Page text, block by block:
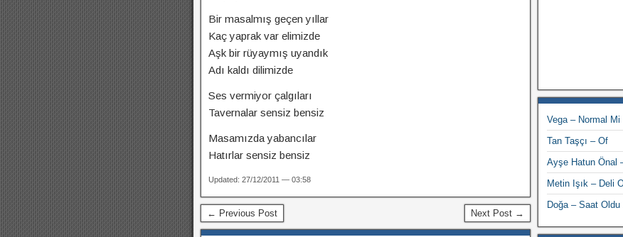
Bir masalmış geçen yıllar
Kaç yaprak var elimizde
Aşk bir rüyaymış uyandık
Adı kaldı dilimizde
Ses vermiyor çalgıları
Tavernalar sensiz bensiz
Masamızda yabancılar
Hatırlar sensiz bensiz
Updated: 27/12/2011 — 03:58
← Previous Post Next Post →
Vega – Normal Mi
Tan Taşçı – Of
Ayşe Hatun Önal
Metin Işık – Deli
Doğa – Saat Oldu